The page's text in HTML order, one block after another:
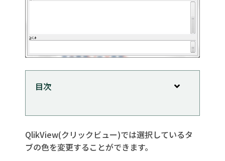
目次
QlikViewで変数を使ってタブの色を変える
変数の設定
シートイベントトリガーの設定
QlikView(クリックビュー)では選択しているタ
ブの色を変更することができます。